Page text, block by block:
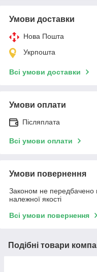
Умови доставки
Нова Пошта
Укрпошта
Всі умови доставки
Умови оплати
Післяплата
Всі умови оплати
Умови повернення
Законом не передбачено
належної якості
Всі умови повернення
Подібні товари